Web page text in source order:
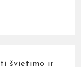
švietimo ir